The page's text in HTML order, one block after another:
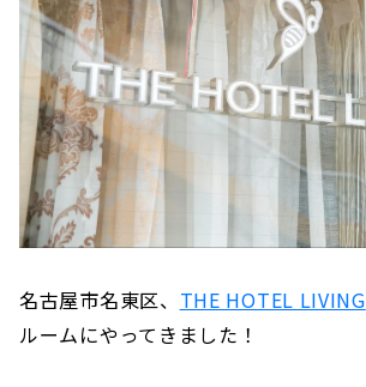
名古屋市名東区、 THE HOTEL LIVING
ルームにやってきました！